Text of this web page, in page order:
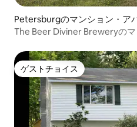
Petersburgのマンション・ア
The Beer Diviner Breweryのマ
ゲストチョイス
ゲストチョイス